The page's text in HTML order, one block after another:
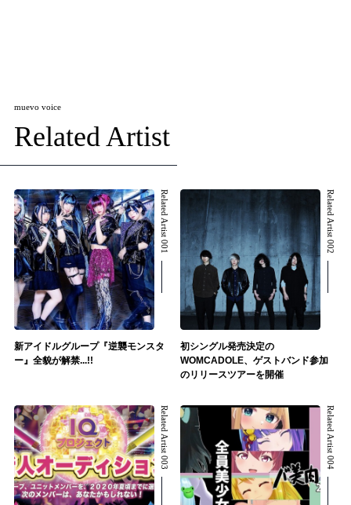
muevo voice
Related Artist
Related Artist 001
新アイドルグループ『逆襲モンスタ
ー』全貌が解禁...!!
Related Artist 002
初シングル発売決定の
WOMCADOLE、ゲストバンド参加
のリリースツアーを開催
Related Artist 003 Related Artist 004